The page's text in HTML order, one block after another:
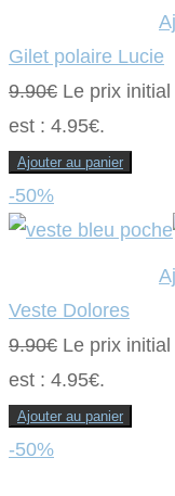
Gilet polaire Lucie
9.90€ Le prix
est : 4.95€.
Ajouter au panier
-50%
Veste Dolores
9.90€ Le prix
est : 4.95€.
Ajouter au panier
-50%